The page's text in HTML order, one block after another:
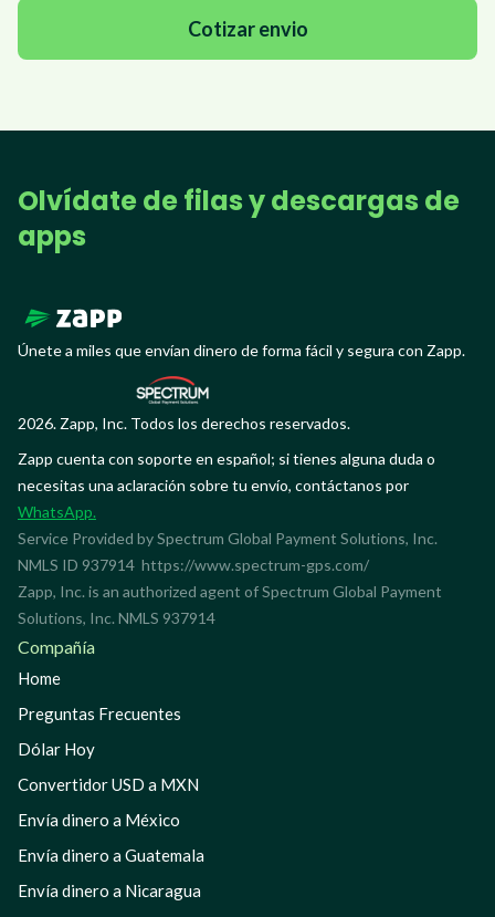
Cotizar envio
Olvídate de filas y descargas de
apps
Únete a miles que envían dinero de forma fácil y segura con Zapp.
2026. Zapp, Inc. Todos los derechos reservados.
Zapp cuenta con soporte en español; si tienes alguna duda o
necesitas una aclaración sobre tu envío, contáctanos por
WhatsApp.
Service Provided by Spectrum Global Payment Solutions, Inc.
NMLS ID 937914 https://www.spectrum-gps.com/
Zapp, Inc. is an authorized agent of Spectrum Global Payment
Solutions, Inc. NMLS 937914
Compañía
Home
Preguntas Frecuentes
Dólar Hoy
Convertidor USD a MXN
Envía dinero a México
Envía dinero a Guatemala
Envía dinero a Nicaragua